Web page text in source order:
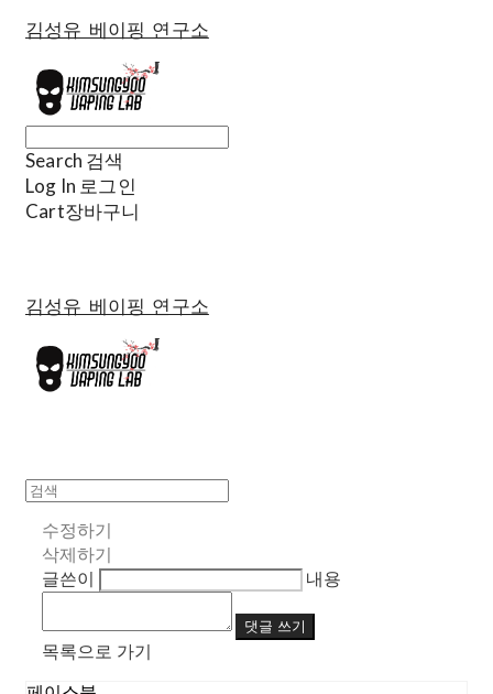
김성유 베이핑 연구소
Search 검색
Log In 로그인
Cart장바구니
김성유 베이핑 연구소
수정하기
삭제하기
글쓴이
내용
댓글 쓰기
목록으로 가기